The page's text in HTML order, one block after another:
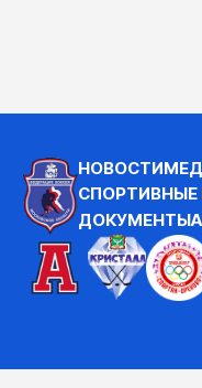
НОВОСТИ
ДОКУМЕНТЫ